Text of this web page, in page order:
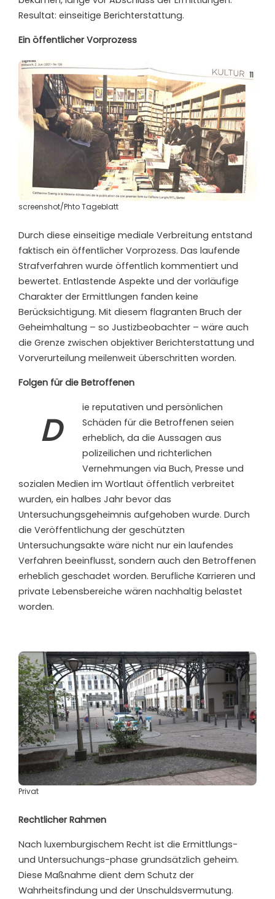
Resultat: einseitige Berichterstattung.
Ein öffentlicher Vorprozess
screenshot/Phto Tageblatt
Durch diese einseitige mediale Verbreitung entstand
faktisch ein öffentlicher Vorprozess. Das laufende
Strafverfahren wurde öffentlich kommentiert und
bewertet. Entlastende Aspekte und der vorläufige
Charakter der Ermittlungen fanden keine
Berücksichtigung. Mit diesem flagranten Bruch der
Geheimhaltung – so Justizbeobachter – wäre auch
die Grenze zwischen objektiver Berichterstattung und
Vorverurteilung meilenweit überschritten worden.
Folgen für die Betroffenen
D
ie reputativen und persönlichen
Schäden für die Betroffenen seien
erheblich, da die Aussagen aus
polizeilichen und richterlichen
Vernehmungen via Buch, Presse und
sozialen Medien im Wortlaut öffentlich verbreitet
wurden, ein halbes Jahr bevor das
Untersuchungsgeheimnis aufgehoben wurde. Durch
die Veröffentlichung der geschützten
Untersuchungsakte wäre nicht nur ein laufendes
Verfahren beeinflusst, sondern auch den Betroffenen
erheblich geschadet worden. Berufliche Karrieren und
private Lebensbereiche wären nachhaltig belastet
worden.
Privat
Rechtlicher Rahmen
Nach luxemburgischem Recht ist die Ermittlungs-
und Untersuchungs-phase grundsätzlich geheim.
Diese Maßnahme dient dem Schutz der
Wahrheitsfindung und der Unschuldsvermutung.